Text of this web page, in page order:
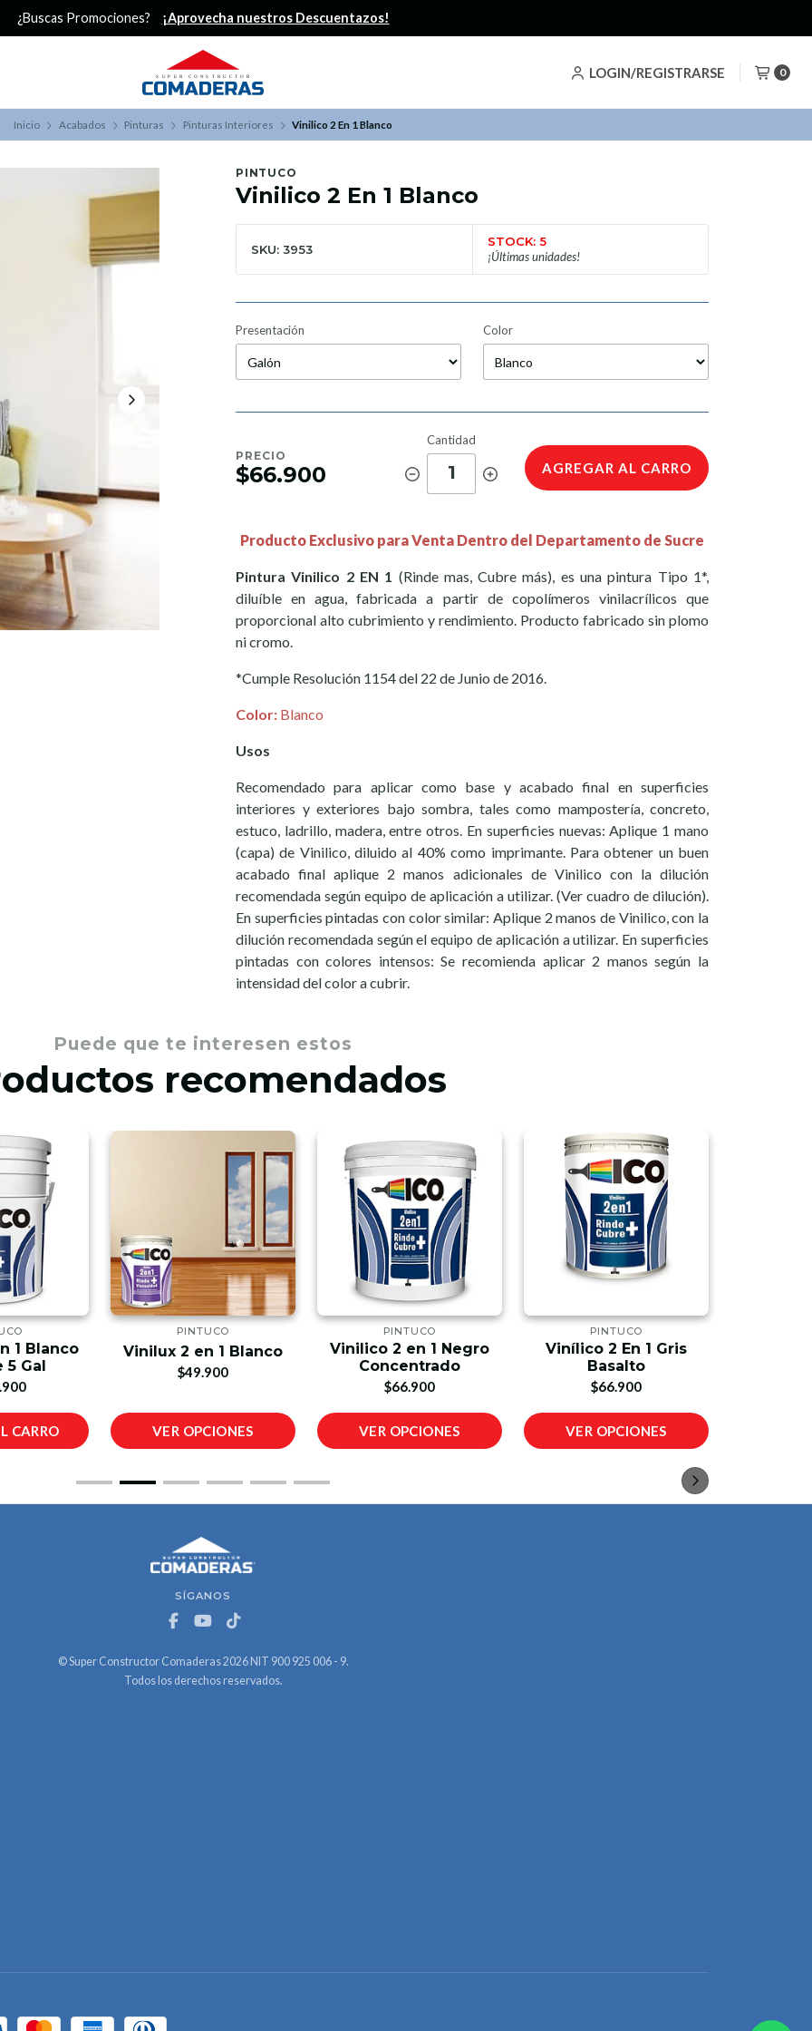
LOGIN/REGISTRARSE 0
¿Buscas Promociones? ¡Aprovecha nuestros Descuentazos!
Inicio Acabados Pinturas Pinturas Interiores Vinilico 2 En 1 Blanco
PINTUCO
Vinilico 2 En 1 Blanco
SKU: 3953
STOCK: 5
¡Últimas unidades!
Presentación Color
PRECIO
$66.900
Cantidad
1 AGREGAR AL CARRO
Producto Exclusivo para Venta Dentro del Departamento de Sucre
Pintura Vinilico 2 EN 1 (Rinde mas, Cubre más), es una pintura Tipo 1*,
diluíble en agua, fabricada a partir de copolímeros vinilacrílicos que
proporcional alto cubrimiento y rendimiento. Producto fabricado sin plomo
ni cromo.
*Cumple Resolución 1154 del 22 de Junio de 2016.
Color: Blanco
Usos
Recomendado para aplicar como base y acabado final en superficies
interiores y exteriores bajo sombra, tales como mampostería, concreto,
estuco, ladrillo, madera, entre otros. En superficies nuevas: Aplique 1 mano
(capa) de Vinilico, diluido al 40% como imprimante. Para obtener un buen
acabado final aplique 2 manos adicionales de Vinilico con la dilución
recomendada según equipo de aplicación a utilizar. (Ver cuadro de dilución).
En superficies pintadas con color similar: Aplique 2 manos de Vinilico, con la
dilución recomendada según el equipo de aplicación a utilizar. En superficies
pintadas con colores intensos: Se recomienda aplicar 2 manos según la
intensidad del color a cubrir.
Puede que te interesen estos
recomendados
1 Blanco
5 Gal
CARRO
PINTUCO
Vinilux 2 en 1 Blanco
$49.900
VER OPCIONES
PINTUCO
Vinilico 2 en 1 Negro
Concentrado
$66.900
VER OPCIONES
PINTUCO
Vinílico 2 En 1 Gris
Basalto
$66.900
VER OPCIONES
SÍGANOS
© Super Constructor Comaderas 2026 NIT 900 925 006 - 9.
Todos los derechos reservados.